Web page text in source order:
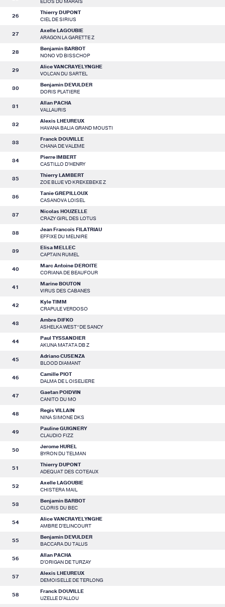
26
Thierry DUPONT
CIEL DE SIRIUS
27
Axelle LAGOUBIE
ARAGON LA GARETTE Z
28
Benjamin BARBOT
NONO VD BISSCHOP
29
Alice VANCRAYELYNGHE
VOLCAN DU SARTEL
30
Benjamin DEVULDER
DORIS PLATIERE
31
Allan PACHA
VALLAURIS
32
Alexis LHEUREUX
HAVANA BALIA GRAND MOUSTI
33
Franck DOUVILLE
CHANA DE VALEME
34
Pierre IMBERT
CASTILLO D'HENRY
35
Thierry LAMBERT
ZOE BLUE VD KREKEBEKE Z
36
Tanie GREPILLOUX
CASANOVA LOISEL
37
Nicolas HOUZELLE
CRAZY GIRL DES LOTUS
38
Jean Francois FILATRIAU
EFFIXE DU MELNIRE
39
Elisa MELLEC
CAPTAIN RUMEL
40
Marc Antoine DEROITE
CORIANA DE BEAUFOUR
41
Marine BOUTON
VIRUS DES CABANES
42
Kyle TIMM
CRAPULE VERDOSO
43
Ambre DIFKO
ASHELKA WEST*DE SANCY
44
Paul TYSSANDIER
AKUNA MATATA DB Z
45
Adriano CUSENZA
BLOOD DIAMANT
46
Camille PIOT
DALMA DE L OISELIERE
47
Gaetan POIDVIN
CANITO DU MO
48
Regis VILLAIN
NINA SIMONE DKS
49
Pauline GUIGNERY
CLAUDIO FIZZ
50
Jerome HUREL
BYRON DU TELMAN
51
Thierry DUPONT
ADEQUAT DES COTEAUX
52
Axelle LAGOUBIE
CHISTERA MAIL
53
Benjamin BARBOT
CLORIS DU BEC
54
Alice VANCRAYELYNGHE
AMBRE D'ELINCOURT
55
Benjamin DEVULDER
BACCARA DU TALUS
56
Allan PACHA
D'ORIGAN DE TURZAY
57
Alexis LHEUREUX
DEMOISELLE DE TERLONG
58
Franck DOUVILLE
UZELLE D'ALLOU